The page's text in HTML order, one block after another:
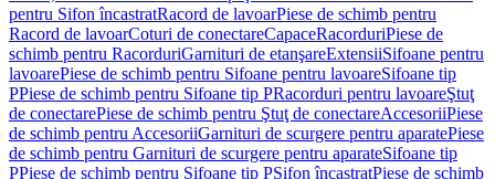
pentru Sifon încastratRacord de lavoarPiese de schimb pentru
Racord de lavoarCoturi de conectareCapaceRacorduriPiese de
schimb pentru RacorduriGarnituri de etanşareExtensiiSifoane pentru
lavoarePiese de schimb pentru Sifoane pentru lavoareSifoane tip
PPiese de schimb pentru Sifoane tip PRacorduri pentru lavoareŞtuţ
de conectarePiese de schimb pentru Ştuţ de conectareAccesoriiPiese
de schimb pentru AccesoriiGarnituri de scurgere pentru aparatePiese
de schimb pentru Garnituri de scurgere pentru aparateSifoane tip
PPiese de schimb pentru Sifoane tip PSifon încastratPiese de schimb